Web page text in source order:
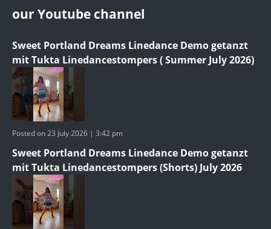
our Youtube channel
Sweet Portland Dreams Linedance Demo getanzt
mit Tukta Linedancestompers ( Summer July 2026)
Posted on 23 July 2026 | 3:42 pm
Sweet Portland Dreams Linedance Demo getanzt
mit Tukta Linedancestompers (Shorts) July 2026